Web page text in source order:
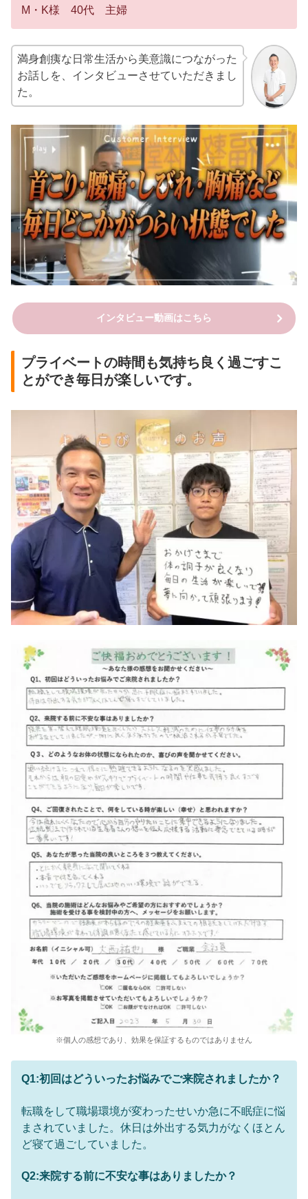
M・K様 40代 主婦
満身創痍な日常生活から美意識につながった
お話しを、インタビューさせていただきまし
た。
インタビュー動画はこちら
プライベートの時間も気持ち良く過ごすこ
とができ毎日が楽しいです。
※個人の感想であり、効果を保証するものではありません
Q1:初回はどういったお悩みでご来院されましたか？
転職をして職場環境が変わったせいか急に不眠症に悩
まされていました。休日は外出する気力がなくほとん
ど寝て過ごしていました。
Q2:来院する前に不安な事はありましたか？